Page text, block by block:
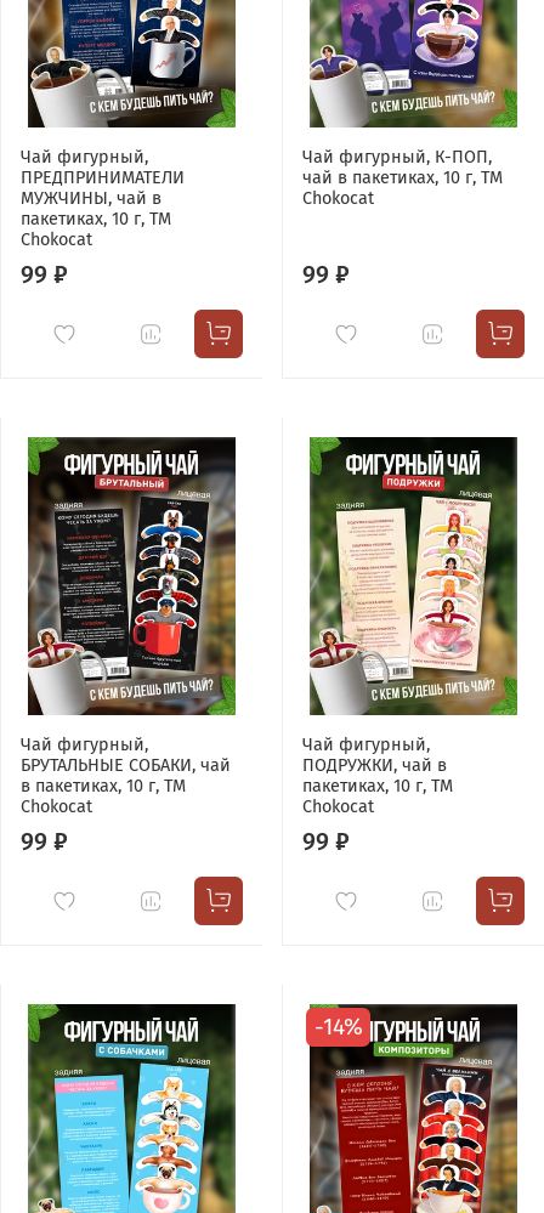
Чай фигурный,
ПРЕДПРИНИМАТЕЛИ
МУЖЧИНЫ, чай в
пакетиках, 10 г, TM
Chokocat
99 ₽
Чай фигурный, К-ПОП,
чай в пакетиках, 10 г, TM
Chokocat
99 ₽
Чай фигурный,
БРУТАЛЬНЫЕ СОБАКИ, чай
в пакетиках, 10 г, TM
Chokocat
99 ₽
Чай фигурный,
ПОДРУЖКИ, чай в
пакетиках, 10 г, TM
Chokocat
99 ₽
-14%